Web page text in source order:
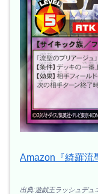
Amazon『綺羅流
出典:遊戯王ラッシュデュ